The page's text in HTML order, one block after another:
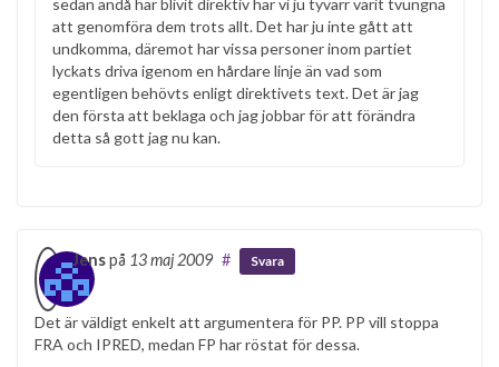
att genomföra dem trots allt. Det har ju inte gått att
undkomma, däremot har vissa personer inom partiet
lyckats driva igenom en hårdare linje än vad som
egentligen behövts enligt direktivets text. Det är jag
den första att beklaga och jag jobbar för att förändra
detta så gott jag nu kan.
Jenspå 13 maj 2009 # Svara
Det är väldigt enkelt att argumentera för PP. PP vill stoppa
FRA och IPRED, medan FP har röstat för dessa.